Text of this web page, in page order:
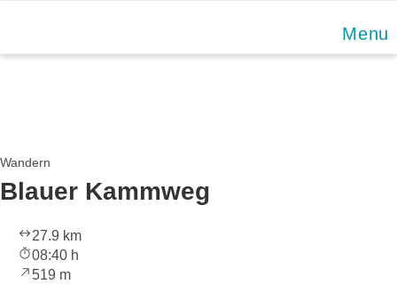
content
Menu
Wandern
Blauer Kammweg
27.9 km
08:40 h
519 m